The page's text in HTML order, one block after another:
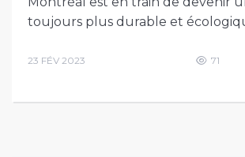
toujours plus durable et
23 FÉV 2023 71